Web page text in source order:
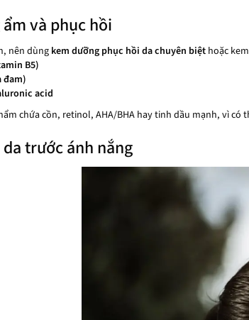
và phục hồi
nên dùng kem dưỡng phục hồi da chuyên biệt hoặc
B5)
đam)
acid
chứa cồn, retinol, AHA/BHA hay tinh dầu mạnh, vì
trước ánh nắng